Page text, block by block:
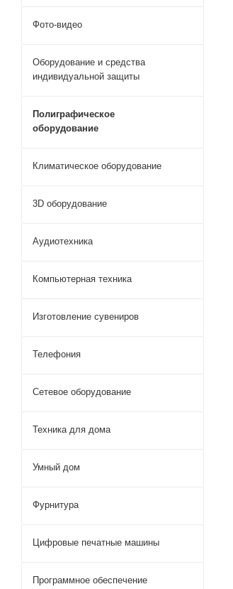
Фото-видео
Оборудование и средства
индивидуальной защиты
Полиграфическое
оборудование
Климатическое оборудование
3D оборудование
Аудиотехника
Компьютерная техника
Изготовление сувениров
Телефония
Сетевое оборудование
Техника для дома
Умный дом
Фурнитура
Цифровые печатные машины
Программное обеспечение